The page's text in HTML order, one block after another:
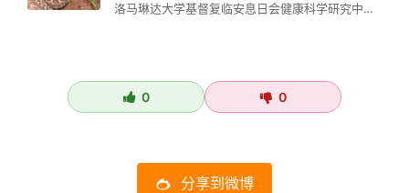
洛马琳达大学基督复临安息日会健康科学研究中心
0 0
分享到微博